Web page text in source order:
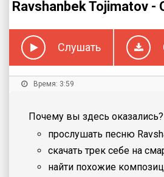
Ravshanbek Tojimatov -
Слушать
Время: 3:59
Почему вы здесь
прослушать песню
скачать трек себе на
найти похожие